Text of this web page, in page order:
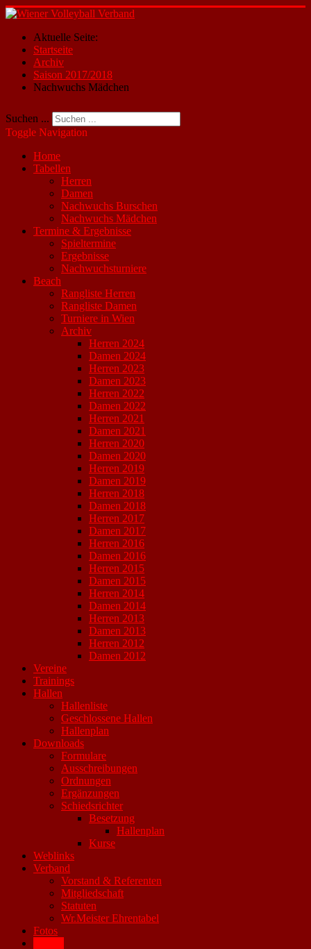
Aktuelle Seite:
Startseite
Archiv
Saison 2017/2018
Nachwuchs Mädchen
Suchen ...
Toggle Navigation
Home
Tabellen
Herren
Damen
Nachwuchs Burschen
Nachwuchs Mädchen
Termine & Ergebnisse
Spieltermine
Ergebnisse
Nachwuchsturniere
Beach
Rangliste Herren
Rangliste Damen
Turniere in Wien
Archiv
Herren 2024
Damen 2024
Herren 2023
Damen 2023
Herren 2022
Damen 2022
Herren 2021
Damen 2021
Herren 2020
Damen 2020
Herren 2019
Damen 2019
Herren 2018
Damen 2018
Herren 2017
Damen 2017
Herren 2016
Damen 2016
Herren 2015
Damen 2015
Herren 2014
Damen 2014
Herren 2013
Damen 2013
Herren 2012
Damen 2012
Vereine
Trainings
Hallen
Hallenliste
Geschlossene Hallen
Hallenplan
Downloads
Formulare
Ausschreibungen
Ordnungen
Ergänzungen
Schiedsrichter
Besetzung
Hallenplan
Kurse
Weblinks
Verband
Vorstand & Referenten
Mitgliedschaft
Statuten
Wr.Meister Ehrentabel
Fotos